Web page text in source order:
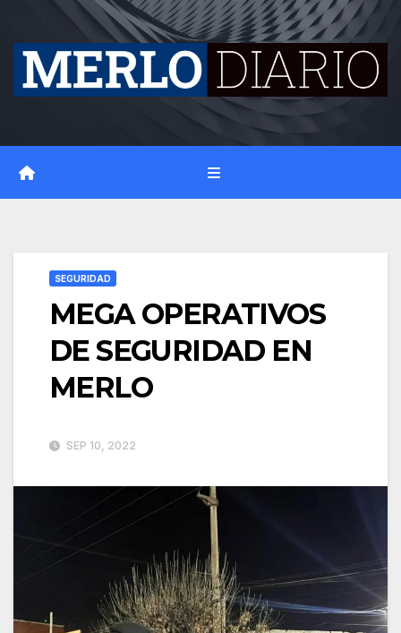
content
SEGURIDAD
MEGA OPERATIVOS
DE SEGURIDAD EN
MERLO
SEP 10, 2022